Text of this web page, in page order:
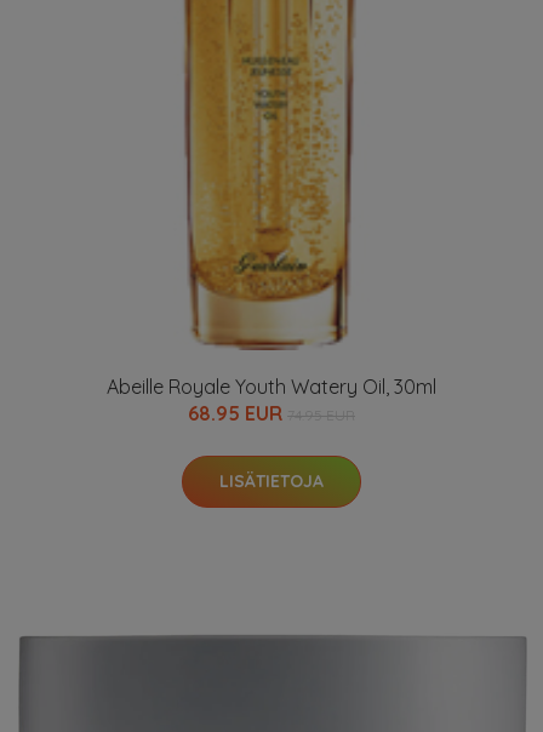
Abeille Royale Youth Watery Oil, 30ml
68.95 EUR
LISÄTIETOJA